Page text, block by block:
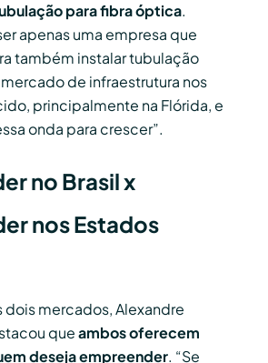
para fibra óptica.
apenas uma empresa que
também instalar tubulação
de infraestrutura nos
principalmente na Flórida, e
onda para crescer”.
no Brasil x
nos Estados
dois mercados, Alexandre
queambos oferecem
deseja empreender. “Se